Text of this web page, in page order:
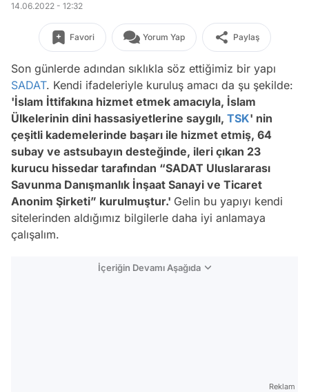
14.06.2022 - 12:32
Favori Yorum Yap Paylaş
Son günlerde adından sıklıkla söz ettiğimiz bir yapı
SADAT. Kendi ifadeleriyle kuruluş amacı da şu şekilde:
'İslam İttifakına hizmet etmek amacıyla, İslam
Ülkelerinin dini hassasiyetlerine saygılı, TSK' nin
çeşitli kademelerinde başarı ile hizmet etmiş, 64
subay ve astsubayın desteğinde, ileri çıkan 23
kurucu hissedar tarafından “SADAT Uluslararası
Savunma Danışmanlık İnşaat Sanayi ve Ticaret
Anonim Şirketi” kurulmuştur.' Gelin bu yapıyı kendi
sitelerinden aldığımız bilgilerle daha iyi anlamaya
çalışalım.
İçeriğin Devamı Aşağıda
Reklam